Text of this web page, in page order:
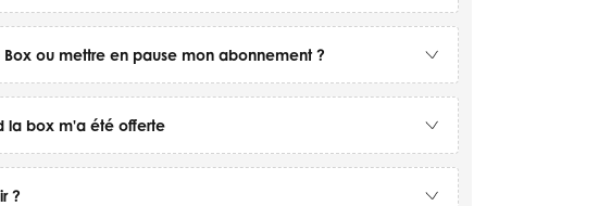
ou mettre en pause mon abonnement ?
la box m'a été offerte
?